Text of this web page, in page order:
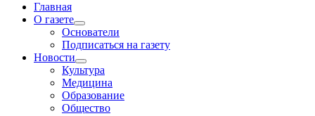
Главная
О газете
Основатели
Подписаться на газету
Новости
Культура
Медицина
Образование
Общество